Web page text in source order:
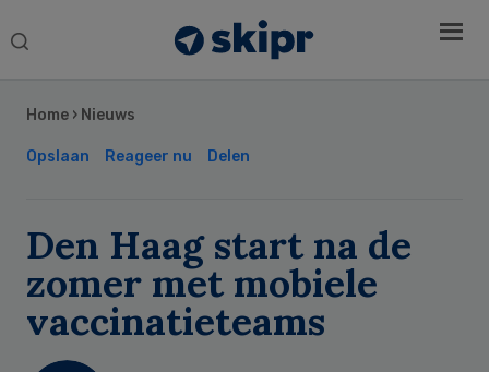
Search
Home › Nieuws
Opslaan Reageer nu Delen
Den Haag start na de
zomer met mobiele
vaccinatieteams
Sidebar